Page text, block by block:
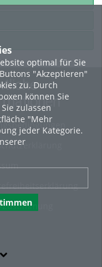
optimal für Sie
"Akzeptieren"
zu. Durch
können Sie
zulassen
"Mehr
jeder Kategorie.